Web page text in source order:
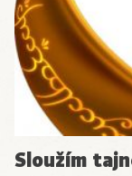
Sloužím